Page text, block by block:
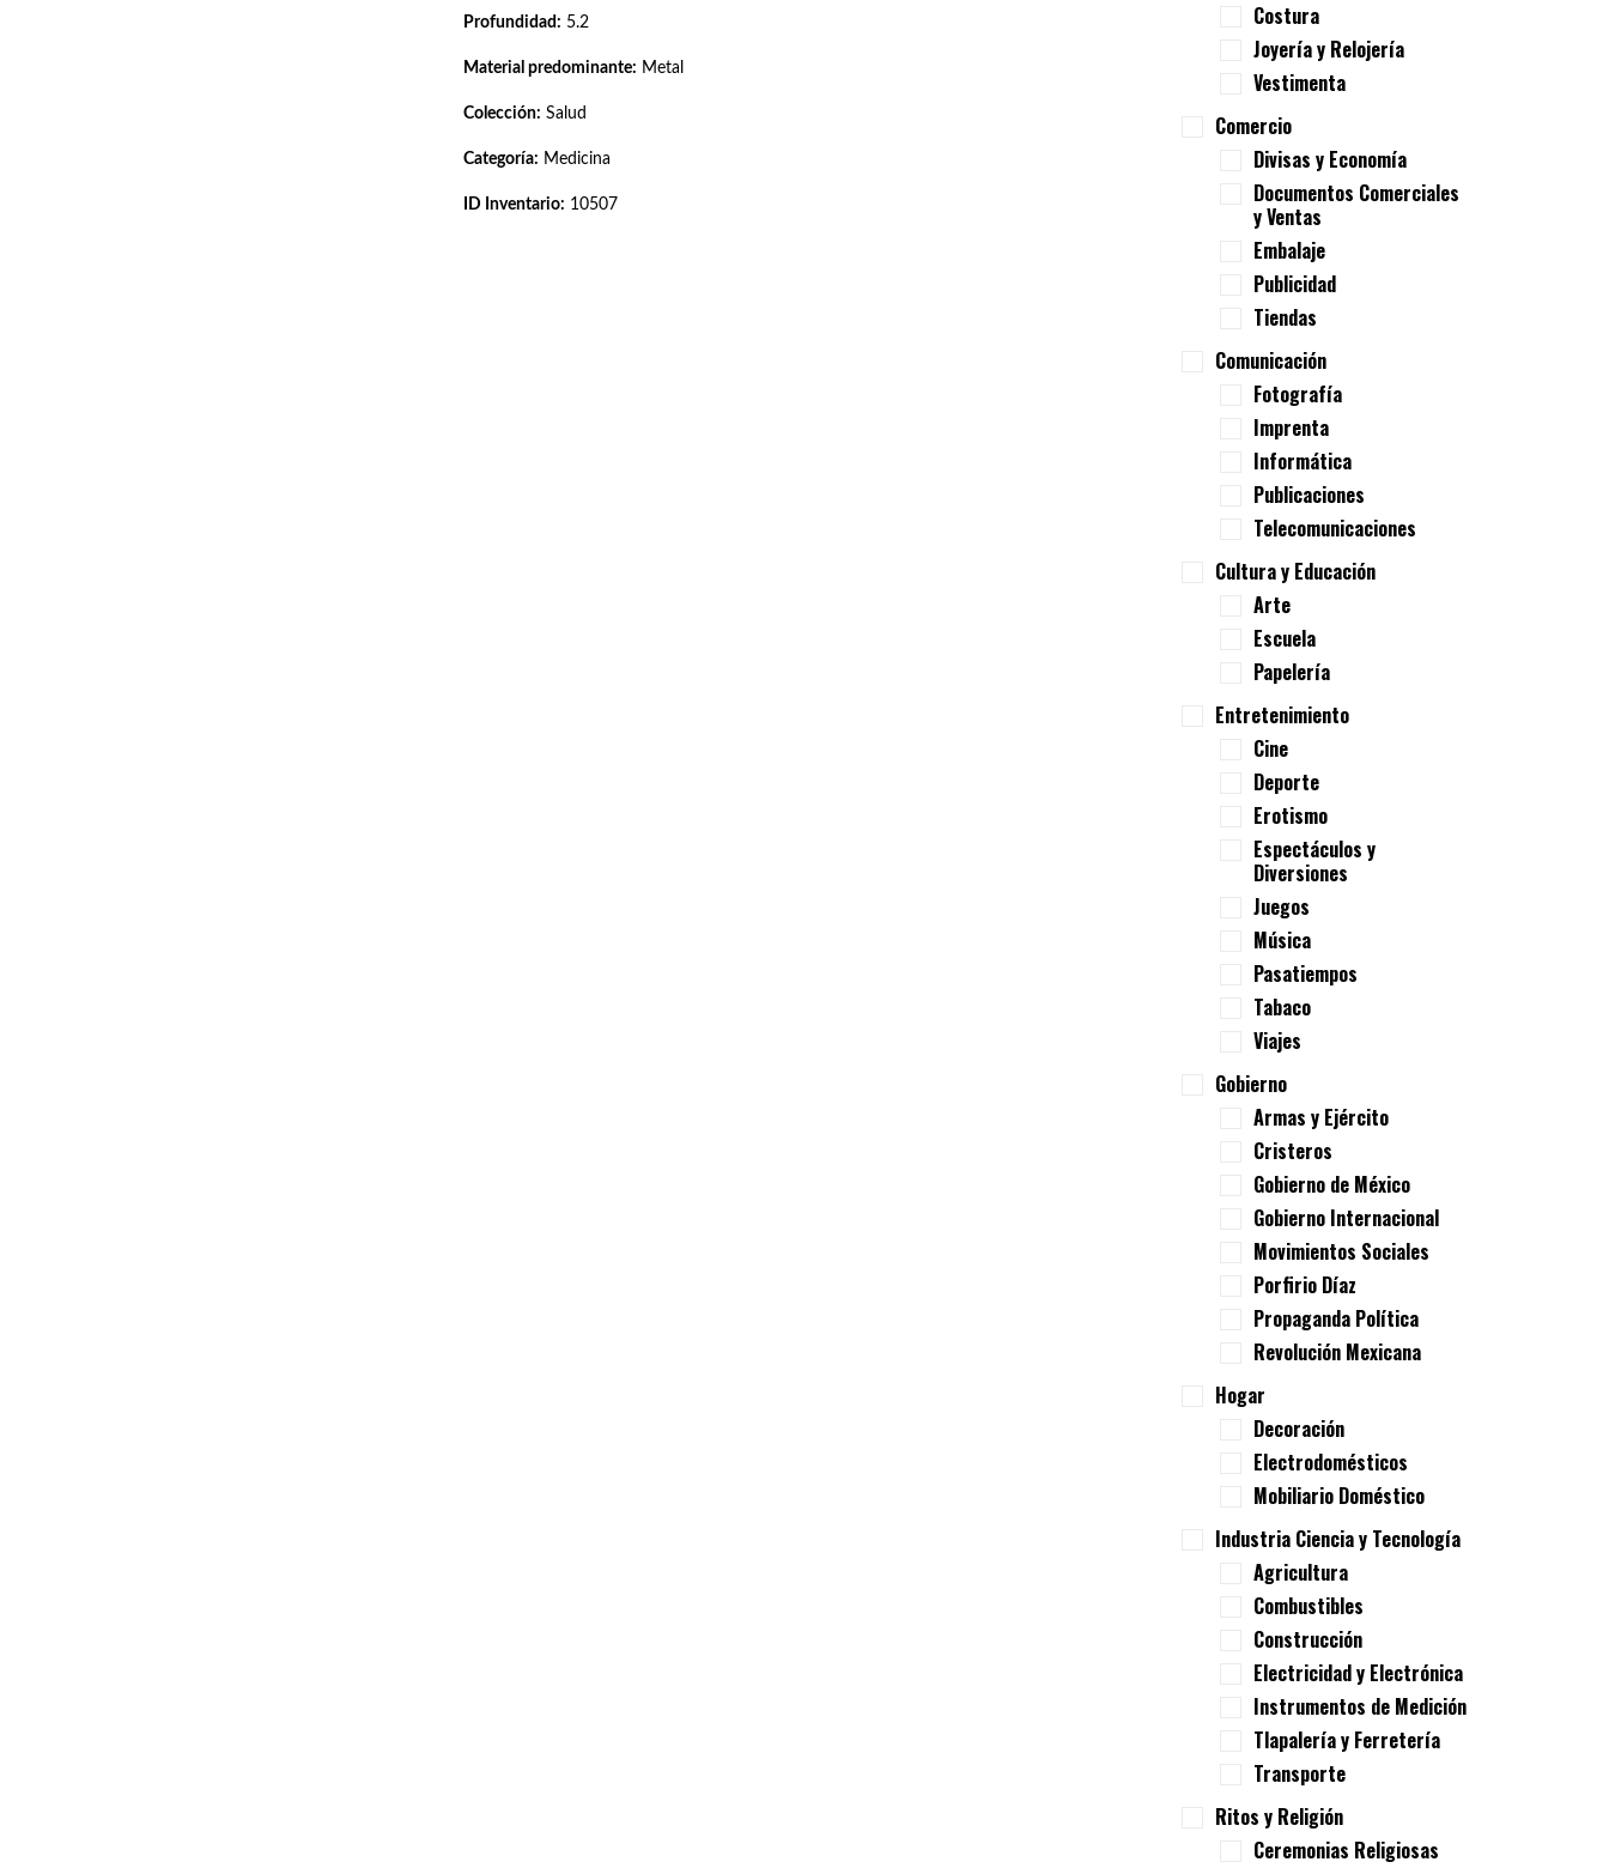
Profundidad: 5.2
Material predominante: Metal
Colección: Salud
Categoría: Medicina
ID Inventario: 10507
Costura
Joyería y Relojería
Vestimenta
Comercio
Divisas y Economía
Documentos Comerciales
y Ventas
Embalaje
Publicidad
Tiendas
Comunicación
Fotografía
Imprenta
Informática
Publicaciones
Telecomunicaciones
Cultura y Educación
Arte
Escuela
Papelería
Entretenimiento
Cine
Deporte
Erotismo
Espectáculos y
Diversiones
Juegos
Música
Pasatiempos
Tabaco
Viajes
Gobierno
Armas y Ejército
Cristeros
Gobierno de México
Gobierno Internacional
Movimientos Sociales
Porfirio Díaz
Propaganda Política
Revolución Mexicana
Hogar
Decoración
Electrodomésticos
Mobiliario Doméstico
Industria Ciencia y Tecnología
Agricultura
Combustibles
Construcción
Electricidad y Electrónica
Instrumentos de Medición
Tlapalería y Ferretería
Transporte
Ritos y Religión
Ceremonias Religiosas